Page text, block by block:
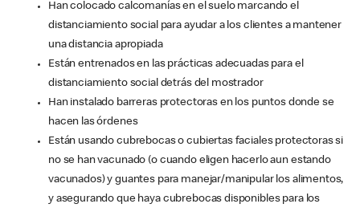
Han colocado calcomanías en el suelo marcando el
distanciamiento social para ayudar a los clientes a mantener
una distancia apropiada
Están entrenados en las prácticas adecuadas para el
distanciamiento social detrás del mostrador
Han instalado barreras protectoras en los puntos donde se
hacen las órdenes
Están usando cubrebocas o cubiertas faciales protectoras si
no se han vacunado (o cuando eligen hacerlo aun estando
vacunados) y guantes para manejar/manipular los alimentos,
y asegurando que haya cubrebocas disponibles para los